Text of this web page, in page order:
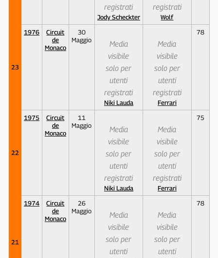
registrati
Jody Scheckter
registrati
Wolf
23
1976
Circuit
de
Monaco
30
Maggio
Media
visibile
solo per
utenti
registrati
Niki Lauda
Media
visibile
solo per
utenti
registrati
Ferrari
78
22
1975
Circuit
de
Monaco
11
Maggio
Media
visibile
solo per
utenti
registrati
Niki Lauda
Media
visibile
solo per
utenti
registrati
Ferrari
75
21
1974
Circuit
de
Monaco
26
Maggio
Media
visibile
solo per
utenti
Media
visibile
solo per
utenti
78